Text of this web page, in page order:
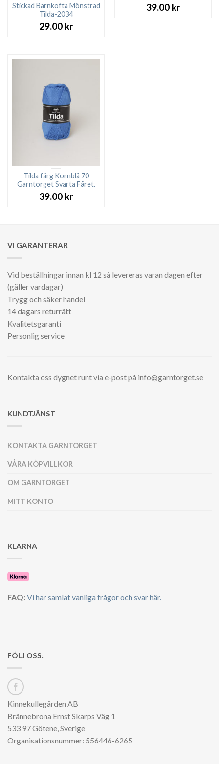
Stickad Barnkofta Mönstrad
Tilda-2034
29.00 kr
39.00 kr
Tilda färg Kornblå 70
Garntorget Svarta Fåret.
39.00 kr
VI GARANTERAR
Vid beställningar innan kl 12 så levereras varan dagen efter
(gäller vardagar)
Trygg och säker handel
14 dagars returrätt
Kvalitetsgaranti
Personlig service
Kontakta oss dygnet runt via e-post på info@garntorget.se
KUNDTJÄNST
KONTAKTA GARNTORGET
VÅRA KÖPVILLKOR
OM GARNTORGET
MITT KONTO
KLARNA
FAQ:Vi har samlat vanliga frågor och svar här.
FÖLJ OSS:
Kinnekullegården AB
Brännebrona Ernst Skarps Väg 1
533 97 Götene, Sverige
Organisationsnummer: 556446-6265